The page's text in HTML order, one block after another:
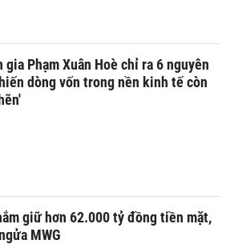
gia Phạm Xuân Hoè chỉ ra 6 nguyên
dòng vốn trong nền kinh tế còn
giữ hơn 62.000 tỷ đồng tiền mặt,
MWG